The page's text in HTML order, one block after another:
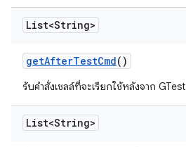
List<String>
getAfterTestCmd()
รับคำสั่งเชลล์ที่จะเรียกใช้หลังจาก GTest
List<String>